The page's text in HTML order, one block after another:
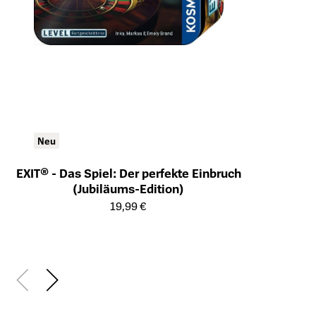
Neu
EXIT® - Das Spiel: Der perfekte Einbruch
(Jubiläums-Edition)
Öffnet die Detailseite des Produkts
19,99 €